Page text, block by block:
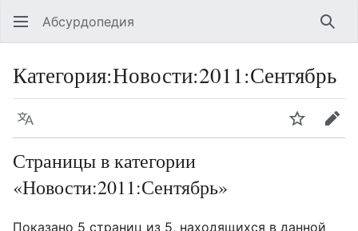
Абсурдопедия
Категория:Новости:2011:Сентябрь
Язык
Страницы в категории
«Новости:2011:Сентябрь»
Показано 5 страниц из 5, находящихся в данной